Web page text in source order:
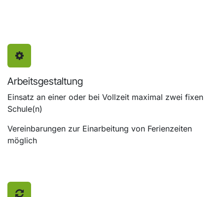
Arbeitsgestaltung
Einsatz an einer oder bei Vollzeit maximal zwei fixen
Schule(n)
Vereinbarungen zur Einarbeitung von Ferienzeiten
möglich